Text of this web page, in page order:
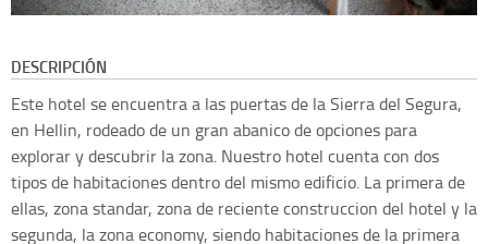
DESCRIPCIÓN
Este hotel se encuentra a las puertas de la Sierra del Segura,
en Hellin, rodeado de un gran abanico de opciones para
explorar y descubrir la zona. Nuestro hotel cuenta con dos
tipos de habitaciones dentro del mismo edificio. La primera de
ellas, zona standar, zona de reciente construccion del hotel y la
segunda, la zona economy, siendo habitaciones de la primera